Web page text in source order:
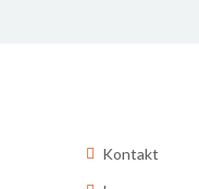
Kontakt